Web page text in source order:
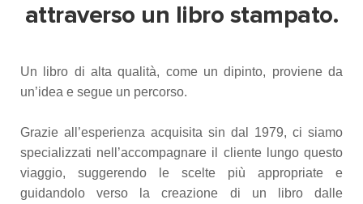
attraverso un libro stampato.
Un libro di alta qualità, come un dipinto, proviene da
un’idea e segue un percorso.
Grazie all’esperienza acquisita sin dal 1979, ci siamo
specializzati nell’accompagnare il cliente lungo questo
viaggio, suggerendo le scelte più appropriate e
guidandolo verso la creazione di un libro dalle